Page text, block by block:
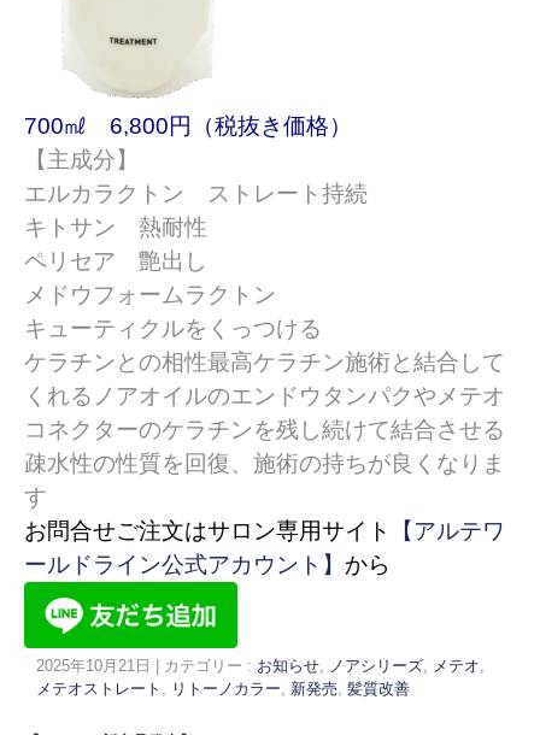
700㎖ 6,800円（税抜き価格）
【主成分】
エルカラクトン ストレート持続
キトサン 熱耐性
ペリセア 艶出し
メドウフォームラクトン
キューティクルをくっつける
ケラチンとの相性最高ケラチン施術と結合して
くれるノアオイルのエンドウタンパクやメテオ
コネクターのケラチンを残し続けて結合させる
疎水性の性質を回復、 施術の持ちが良くなりま
す
お問合せご注文はサロン専用サイト
【アルテワ
ールドライン公式アカウント】 から
2025年10月21日 カテゴリー : お知らせ, ノアシリーズ, メテオ,
メテオストレート , リトーノカラー, 新発売, 髪質改善